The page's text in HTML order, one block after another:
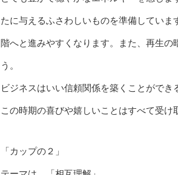
たに与えるふさわしいものを準備してい
階へと進みやすくなります。また、再生
う。
ビジネスはいい信頼関係を築くことができ
この時期の喜びや嬉しいことはすべて受け
「カップの２」